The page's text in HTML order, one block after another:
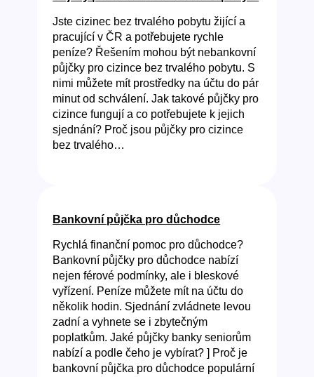
Jste cizinec bez trvalého pobytu žijící a
pracující v ČR a potřebujete rychle
peníze? Řešením mohou být nebankovní
půjčky pro cizince bez trvalého pobytu. S
nimi můžete mít prostředky na účtu do pár
minut od schválení. Jak takové půjčky pro
cizince fungují a co potřebujete k jejich
sjednání? Proč jsou půjčky pro cizince
bez trvalého…
Bankovní půjčka pro důchodce
Rychlá finanční pomoc pro důchodce?
Bankovní půjčky pro důchodce nabízí
nejen férové podmínky, ale i bleskové
vyřízení. Peníze můžete mít na účtu do
několik hodin. Sjednání zvládnete levou
zadní a vyhnete se i zbytečným
poplatkům. Jaké půjčky banky seniorům
nabízí a podle čeho je vybírat? ] Proč je
bankovní půjčka pro důchodce populární